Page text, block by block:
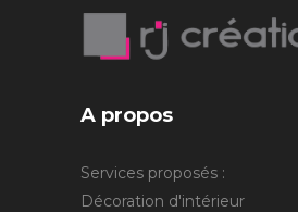
A propos
Services proposés :
Décoration d'intérieur